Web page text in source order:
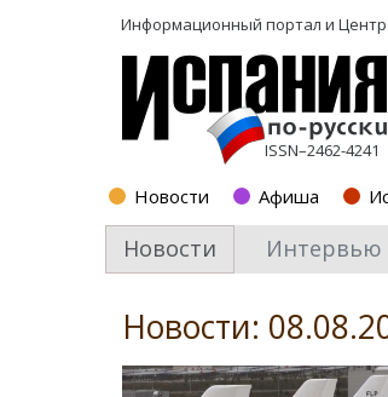
Информационный портал и Центр
ISSN–2462-4241
Новости Афиша
Новости Интервью
Новости: